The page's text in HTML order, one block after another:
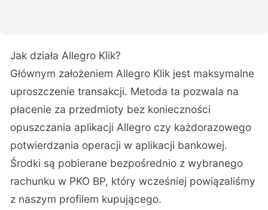
Jak działa Allegro Klik?
Głównym założeniem Allegro Klik jest maksymalne
uproszczenie transakcji. Metoda ta pozwala na
płacenie za przedmioty bez konieczności
opuszczania aplikacji Allegro czy każdorazowego
potwierdzania operacji w aplikacji bankowej.
Środki są pobierane bezpośrednio z wybranego
rachunku w PKO BP, który wcześniej powiązaliśmy
z naszym profilem kupującego.